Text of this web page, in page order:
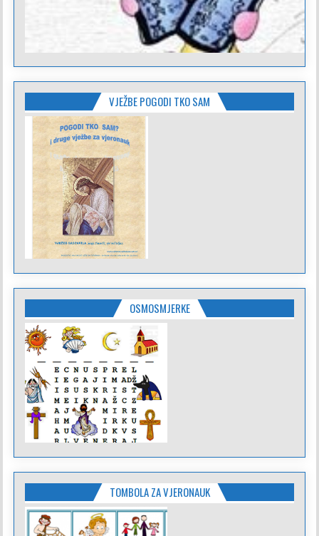
VJEŽBE POGODI TKO SAM
OSMOSMJERKE
TOMBOLA ZA VJERONAUK